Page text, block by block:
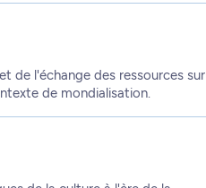
de l'échange des ressources sur
de mondialisation.